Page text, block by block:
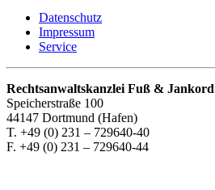
Datenschutz
Impressum
Service
Rechtsanwaltskanzlei Fuß & Jankord
Speicherstraße 100
44147 Dortmund (Hafen)
T. +49 (0) 231 – 729640-40
F. +49 (0) 231 – 729640-44